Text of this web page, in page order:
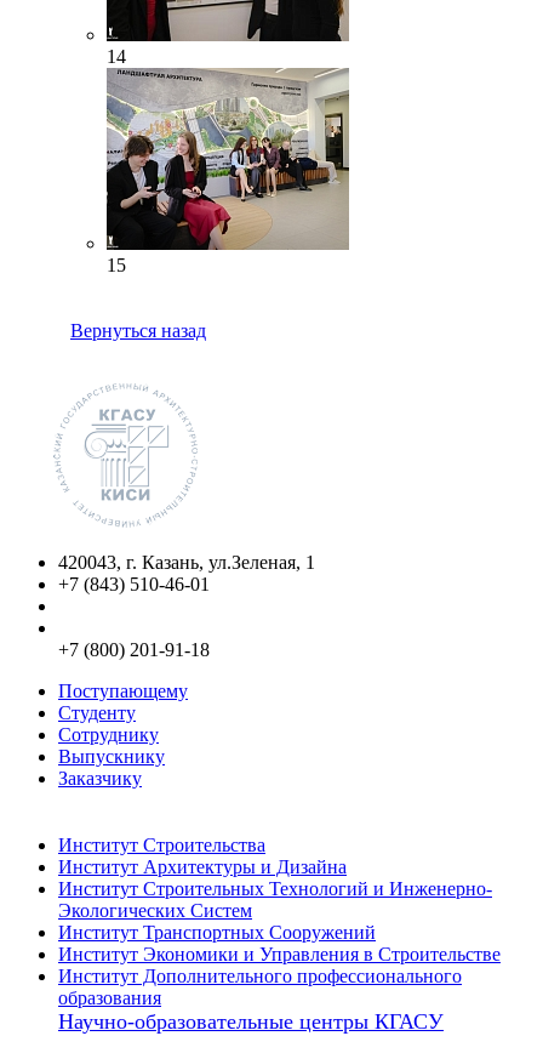
14
15
Вернуться назад
420043, г. Казань, ул.Зеленая, 1
+7 (843) 510-46-01
+7 (800) 201-91-18
Поступающему
Студенту
Сотруднику
Выпускнику
Заказчику
Институт Строительства
Институт Архитектуры и Дизайна
Институт Строительных Технологий и Инженерно-
Экологических Систем
Институт Транспортных Сооружений
Институт Экономики и Управления в Строительстве
Институт Дополнительного профессионального
образования
Научно-образовательные центры КГАСУ